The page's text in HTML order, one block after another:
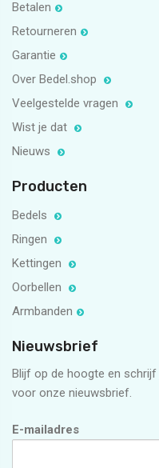
Betalen
Retourneren
Garantie
Over Bedel.shop
Veelgestelde vragen
Wist je dat
Nieuws
Producten
Bedels
Ringen
Kettingen
Oorbellen
Armbanden
Nieuwsbrief
Blijf op de hoogte en schrijf
voor onze nieuwsbrief.
E-mailadres